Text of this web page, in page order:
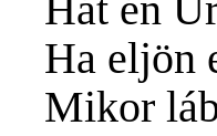
Ha eljön
Mikor